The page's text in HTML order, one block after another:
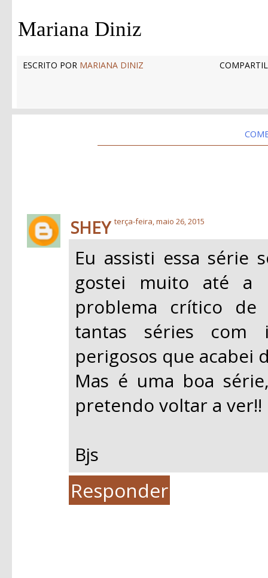
Mariana Diniz
ESCRITO POR MARIANA DINIZ
SHEY terça-feira, maio 26, 2015
Eu assisti essa série
gostei muito até a
problema crítico
tantas séries com
perigosos que acabei
Mas é uma boa
pretendo voltar a ver!!
Bjs
Responder